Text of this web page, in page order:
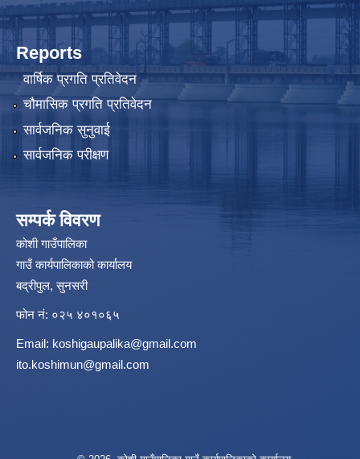
Reports
वार्षिक प्रगति प्रतिवेदन
चौमासिक प्रगति प्रतिवेदन
सार्वजनिक सुनुवाई
सार्वजनिक परीक्षण
सम्पर्क विवरण
कोशी गाउँपालिका
गाउँ कार्यपालिकाको कार्यालय
बद्रीपुल, सुनसरी
फोन नं: ०२५ ४०१०६५
Email: koshigaupalika@gmail.com
ito.koshimun@gmail.com